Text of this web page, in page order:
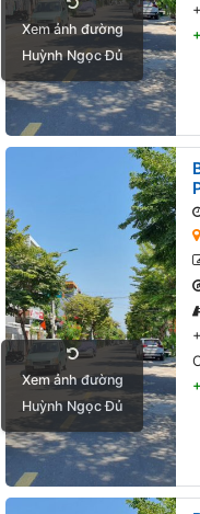
Xem ảnh đường
Huỳnh Ngọc Đủ
+
+
Xem ảnh đường
Huỳnh Ngọc Đủ
+
+